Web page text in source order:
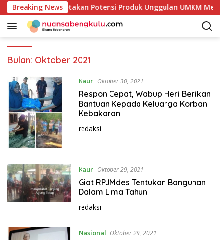
a
Breaking News
Kaur Mulai Petakan Potensi Produk Unggulan UMKM
Bulan: Oktober 2021
Kaur Oktober 30, 2021
Respon Cepat, Wabup Heri Berikan
Bantuan Kepada Keluarga Korban
Kebakaran
redaksi
Kaur Oktober 29, 2021
Giat RPJMdes Tentukan Bangunan
Dalam Lima Tahun
redaksi
Nasional Oktober 29, 2021